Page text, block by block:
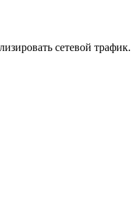
сетевой трафик.